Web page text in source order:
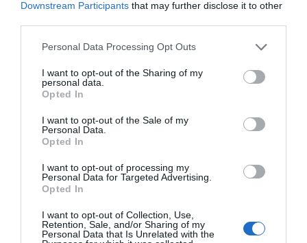
Downstream Participants that may further disclose it to other
Personal Data Processing Opt Outs
I want to opt-out of the Sharing of my
personal data.
Opted In
I want to opt-out of the Sale of my
Personal Data.
Opted In
I want to opt-out of processing my
Personal Data for Targeted Advertising.
Opted In
I want to opt-out of Collection, Use,
Retention, Sale, and/or Sharing of my
Personal Data that Is Unrelated with the
LIDL
Lidl lança a pistola de ar quente
mais barata do mercado